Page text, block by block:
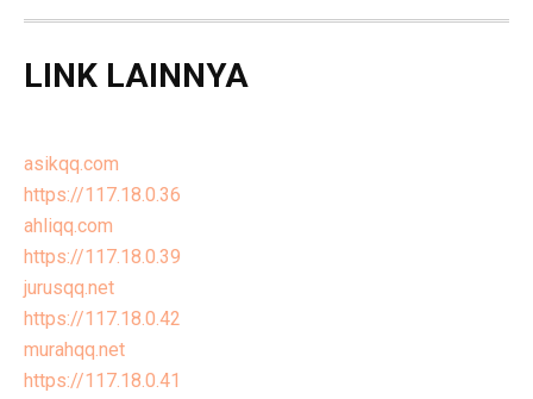
LINK LAINNYA
asikqq.com
https://117.18.0.36
ahliqq.com
https://117.18.0.39
jurusqq.net
https://117.18.0.42
murahqq.net
https://117.18.0.41